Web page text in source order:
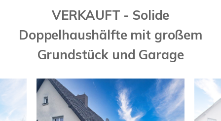
VERKAUFT - Solide
Doppelhaushälfte mit großem
Grundstück und Garage